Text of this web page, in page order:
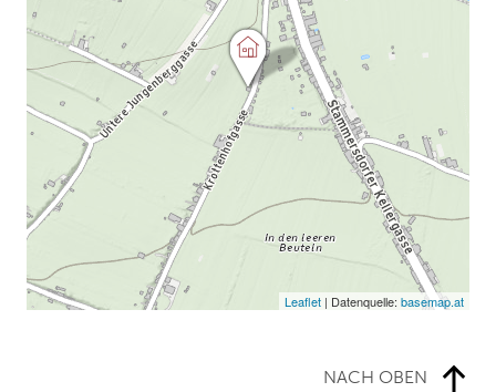
Leaflet | Datenquelle: basemap.at
NACH OBEN